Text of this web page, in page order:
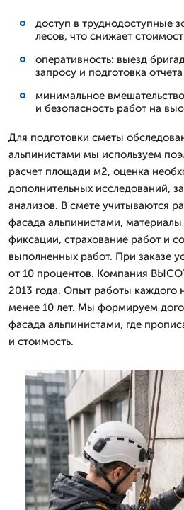
доступ в труднодоступные
лесов, что снижает
оперативность: выезд
запросу и подготовка
минимальное
и безопасность работ на
Для подготовки сметы
альпинистами мы используем
расчет площади м2, оценка
дополнительных исследований,
анализов. В смете учитываются
фасада альпинистами,
фиксации, страхование работ и
выполненных работ. При заказе
от 10 процентов. Компания
2013 года. Опыт работы каждого
менее 10 лет. Мы формируем
фасада альпинистами, где
и стоимость.